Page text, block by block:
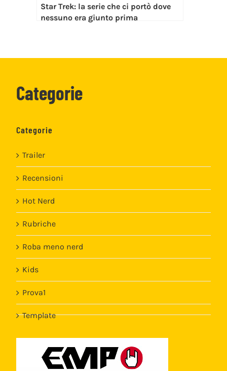
Star Trek: la serie che ci portò dove
nessuno era giunto prima
Categorie
Categorie
Trailer
Recensioni
Hot Nerd
Rubriche
Roba meno nerd
Kids
Prova1
Template